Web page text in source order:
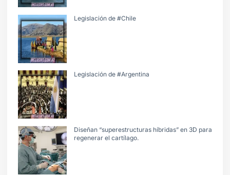
Legislación de #Chile
Legislación de #Argentina
Diseñan “superestructuras híbridas” en 3D para
regenerar el cartílago.